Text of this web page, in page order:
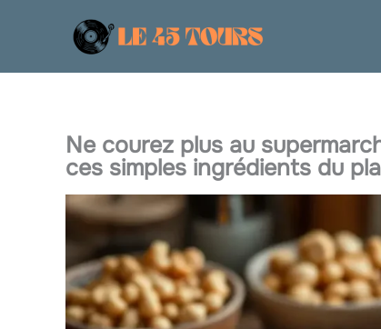
Ne courez plus au
ces simples ingrédients du